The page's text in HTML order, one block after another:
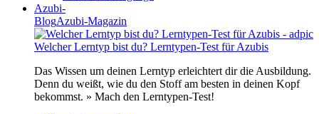
Azubi-
BlogAzubi-Magazin
Welcher Lerntyp bist du? Lerntypen-Test für Azubis
Das Wissen um deinen Lerntyp erleichtert dir die Ausbildung.
Denn du weißt, wie du den Stoff am besten in deinen Kopf
bekommst. » Mach den Lerntypen-Test!